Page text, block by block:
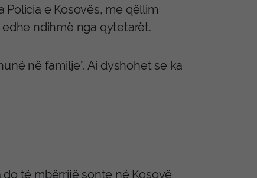
e Kosovës, me qëllim
ndihmë nga qytetarët.
në familje”. Ai dyshohet se ka
do të mbërrijë sonte në Kosovë